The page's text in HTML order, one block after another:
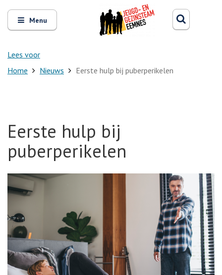
Open
en
sluit
Menu
Lees voor
Zoeken
Home Nieuws Eerste hulp bij puberperikelen
Eerste hulp bij
puberperikelen